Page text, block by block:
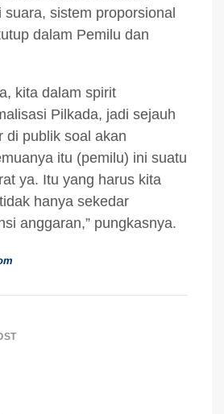
suara, sistem proporsional
dalam Pemilu dan
kita dalam spirit
Pilkada, jadi sejauh
di publik soal akan
itu (pemilu) ini suatu
ya. Itu yang harus kita
hanya sekedar
anggaran,” pungkasnya.